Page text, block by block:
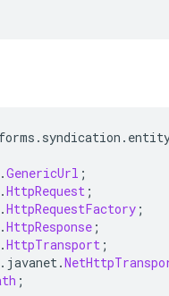
. syndication .
.GenericUrl ;
.HttpRequest ;
.HttpRequestFactory ;
.HttpResponse ;
.HttpTransport ;
. javanet.
;